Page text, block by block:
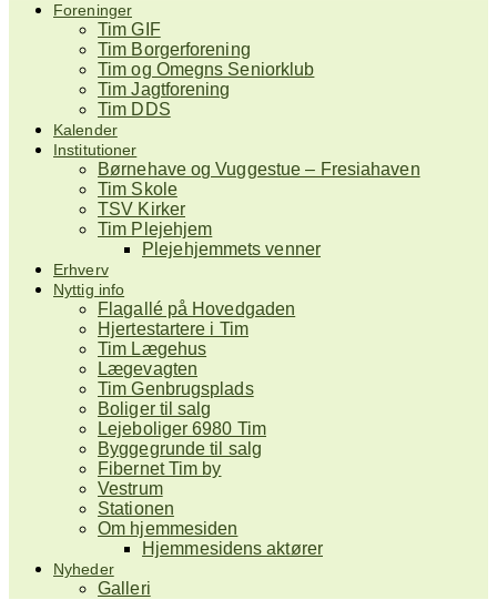
Foreninger
Tim GIF
Tim Borgerforening
Tim og Omegns Seniorklub
Tim Jagtforening
Tim DDS
Kalender
Institutioner
Børnehave og Vuggestue – Fresiahaven
Tim Skole
TSV Kirker
Tim Plejehjem
Plejehjemmets venner
Erhverv
Nyttig info
Flagallé på Hovedgaden
Hjertestartere i Tim
Tim Lægehus
Lægevagten
Tim Genbrugsplads
Boliger til salg
Lejeboliger 6980 Tim
Byggegrunde til salg
Fibernet Tim by
Vestrum
Stationen
Om hjemmesiden
Hjemmesidens aktører
Nyheder
Galleri